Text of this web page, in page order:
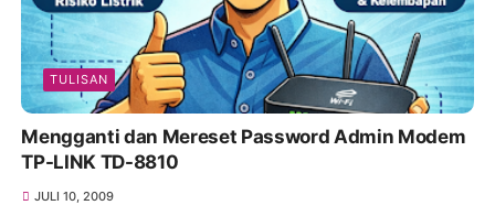
TULISAN
Mengganti dan Mereset Password Admin Modem
TP-LINK TD-8810
JULI 10, 2009